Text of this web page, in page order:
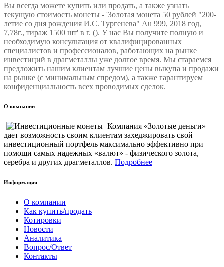
Вы всегда можете купить или продать, а также узнать
текущую стоимость монеты - 'Золотая монета 50 рублей "200-
летие со дня рождения И.С. Тургенева" Au 999, 2018 год,
7,78г., тираж 1500 шт' в г. (). У нас Вы получите полную и
необходимую консультация от квалифицированных
специалистов и профессионалов, работающих на рынке
инвестиций в драгметаллы уже долгое время. Мы стараемся
предложить нашим клиентам лучшие цены выкупа и продажи
на рынке (с минимальным спредом), а также гарантируем
конфиденциальность всех проводимых сделок.
О компании
Компания «Золотые деньги»
дает возможность своим клиентам захеджировать свой
инвестиционный портфель максимально эффективно при
помощи самых надежных «валют» - физического золота,
серебра и других драгметаллов. Подробнее
Информация
О компании
Как купить/продать
Котировки
Новости
Аналитика
Вопрос/Ответ
Контакты